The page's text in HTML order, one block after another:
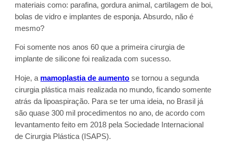
materiais como: parafina, gordura animal, cartilagem de boi,
bolas de vidro e implantes de esponja. Absurdo, não é
mesmo?
Foi somente nos anos 60 que a primeira cirurgia de
implante de silicone foi realizada com sucesso.
Hoje, a mamoplastia de aumento se tornou a segunda
cirurgia plástica mais realizada no mundo, ficando somente
atrás da lipoaspiração. Para se ter uma ideia, no Brasil já
são quase 300 mil procedimentos no ano, de acordo com
levantamento feito em 2018 pela Sociedade Internacional
de Cirurgia Plástica (ISAPS).